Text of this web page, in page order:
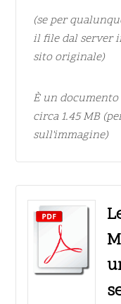
(se per
il file dal server
sito originale)
È un documento
circa 1.45 MB
sull'immagine)